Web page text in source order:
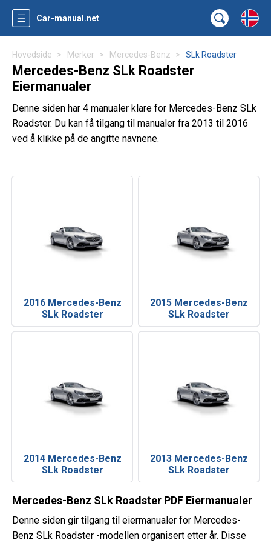
Car-manual.net
Hovedside Merker Mercedes-Benz SLk Roadster
Mercedes-Benz SLk Roadster
Eiermanualer
Denne siden har 4 manualer klare for Mercedes-Benz SLk
Roadster. Du kan få tilgang til manualer fra 2013 til 2016
ved å klikke på de angitte navnene.
2016 Mercedes-Benz
SLk Roadster
2015 Mercedes-Benz
SLk Roadster
2014 Mercedes-Benz
SLk Roadster
2013 Mercedes-Benz
SLk Roadster
Mercedes-Benz SLk Roadster PDF Eiermanualer
Denne siden gir tilgang til eiermanualer for Mercedes-
Benz SLk Roadster -modellen organisert etter år. Disse